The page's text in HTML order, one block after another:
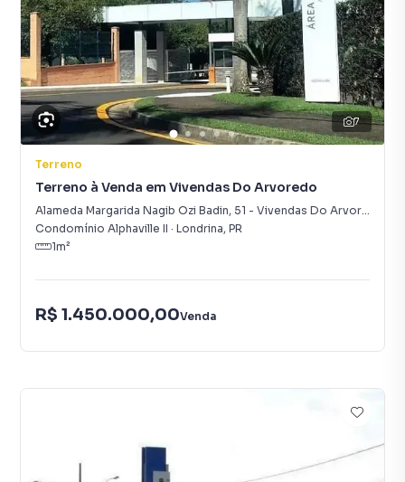
7
Terreno
Terreno à Venda em Vivendas Do Arvoredo
Alameda Margarida Nagib Ozi Badin, 51 - Vivendas Do Arvoredo
Condomínio Alphaville II · Londrina, PR
1m²
R$ 1.450.000,00Venda